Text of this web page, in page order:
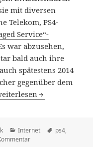
mit diversen
Telekom, PS4-
Service“-
war abzusehen,
bald auch ihre
spätestens 2014
gegenüber dem
der Telekom will
Kategorien
Internet Schlagwörter
ps4,
zu Nach der Telekom